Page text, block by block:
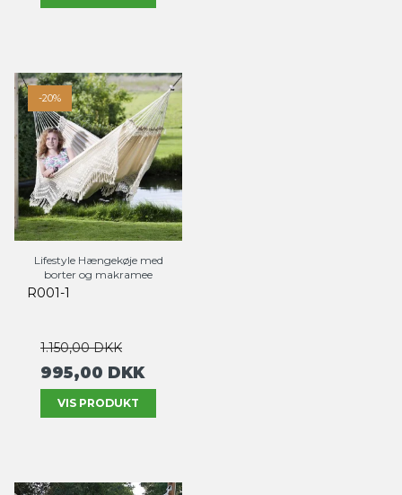
-20%
Lifestyle Hængekøje med
borter og makramee
R001-1
1.150,00 DKK
995,00 DKK
VIS PRODUKT